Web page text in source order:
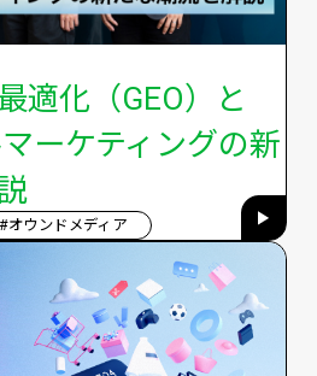
適化（GEO）と
ーケティングの新
#オウンドメディア